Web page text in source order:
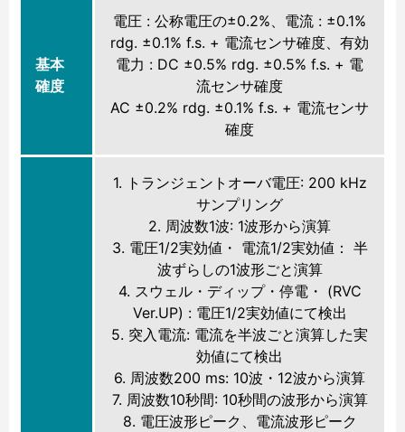
基本
確度
電圧 : 公称電圧の±0.2%、電流 : ±0.1%
rdg. ±0.1% f.s. + 電流センサ確度、有効
電力 : DC ±0.5% rdg. ±0.5% f.s. + 電
流センサ確度
AC ±0.2% rdg. ±0.1% f.s. + 電流センサ
確度
1. トランジェントオーバ電圧: 200 kHz
サンプリング
2. 周波数1波: 1波形から演算
3. 電圧1/2実効値・ 電流1/2実効値： 半
波ずらしの1波形ごと演算
4. スウェル・ディップ・停電・ (RVC
Ver.UP) : 電圧1/2実効値にて検出
5. 突入電流: 電流を半波ごと演算した実
効値にて検出
6. 周波数200 ms: 10波・12波から演算
7. 周波数10秒間: 10秒間の波形から演算
8. 電圧波形ピーク、電流波形ピーク